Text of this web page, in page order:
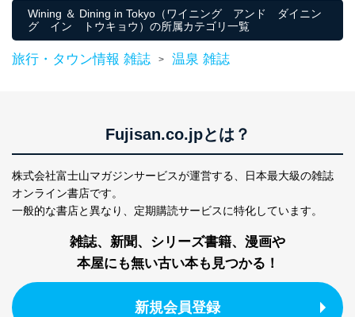
e-mail： cs@fujisan.co.jp
改訂：2025年2月20日
株式会社富士山マガジンサービス
１．個人情報保護管理者
護管理者の責任のもと、個人情報を取得・アクセス・利
用・提供・管理いたします。
株式会社富士山マガジンサービス
代表取締役会長 西野 伸一郎
個人情報保護管理者: 経営管理グループディレクター 前
田 嘉也
Wining ＆ Dining in Tokyo（ワイニング アンド ダイニン
グ イン トウキョウ）の所属カテゴリ一覧
旅行・タウン情報 雑誌 > 温泉 雑誌
Fujisan.co.jpとは？
株式会社富士山マガジンサービスが運営する、
日本最大級の雑誌
オンライン書店です。
一般的な書店と異なり、 定期購読サービスに特化しています。
雑誌、新聞、シリーズ書籍、漫画や
本屋にも無い古い本も見つかる！
新規会員登録